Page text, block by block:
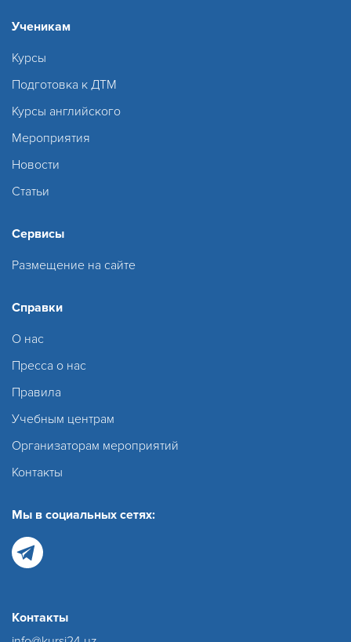
Ученикам
Курсы
Подготовка к ДТМ
Курсы английского
Мероприятия
Новости
Статьи
Сервисы
Размещение на сайте
Справки
О нас
Пресса о нас
Правила
Учебным центрам
Организаторам мероприятий
Контакты
Мы в социальных сетях:
Контакты